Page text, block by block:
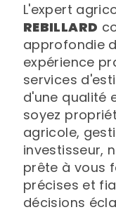
L'expert
REBILLARD
approfondie
expérience
services
d'une qualité
soyez
agricole,
investisseur,
prête à vous
précises et
décisions